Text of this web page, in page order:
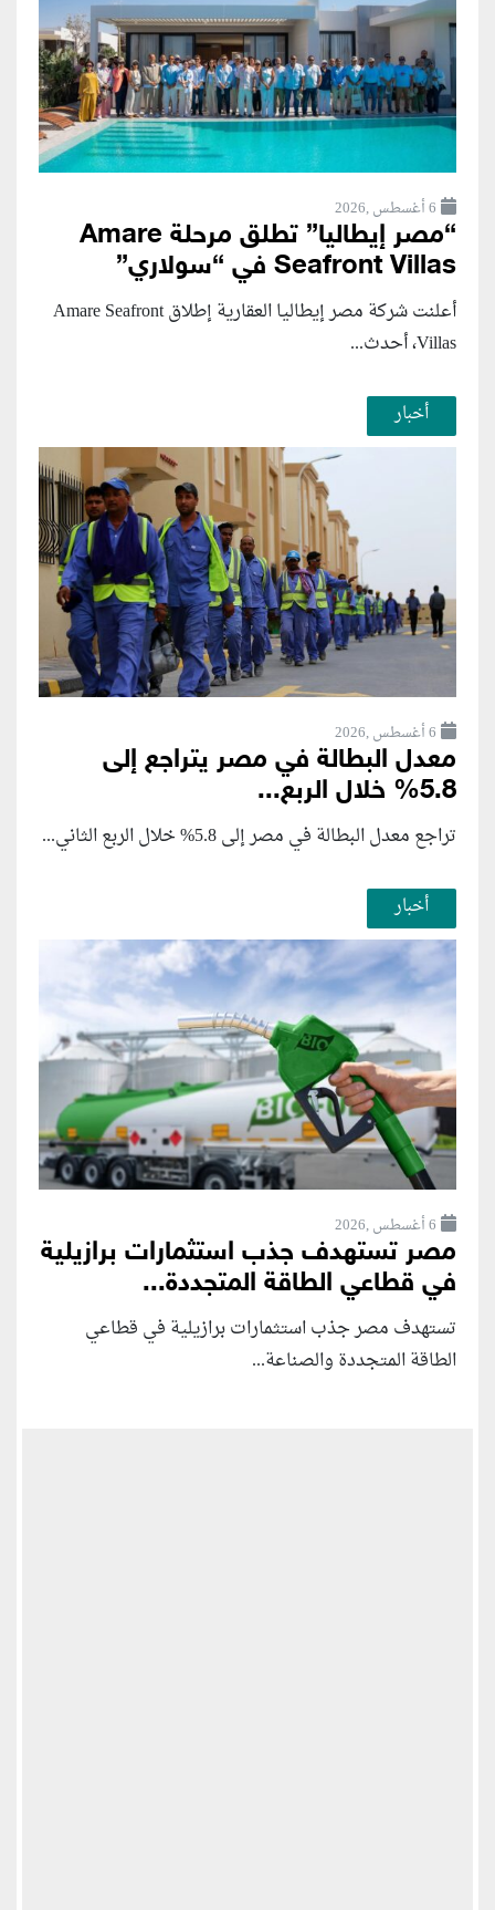
6 أغسطس ,2026
“مصر إيطاليا” تطلق مرحلة Amare
Seafront Villas في “سولاري”
أعلنت شركة مصر إيطاليا العقارية إطلاق Amare Seafront
Villas، أحدث...
أخبار
6 أغسطس ,2026
معدل البطالة في مصر يتراجع إلى
5.8% خلال الربع...
تراجع معدل البطالة في مصر إلى 5.8% خلال الربع الثاني...
أخبار
6 أغسطس ,2026
مصر تستهدف جذب استثمارات برازيلية
في قطاعي الطاقة المتجددة...
تستهدف مصر جذب استثمارات برازيلية في قطاعي
الطاقة المتجددة والصناعة...